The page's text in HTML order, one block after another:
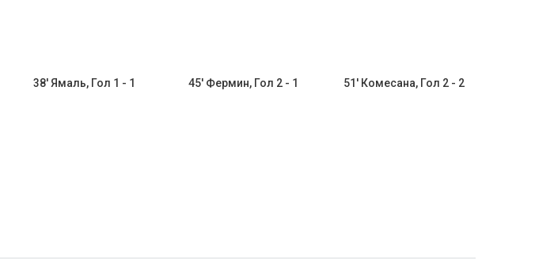
38' Ямаль, Гол 1 - 1 45' Фермин, Гол 2 - 1 51' Комесана, Гол 2 - 2